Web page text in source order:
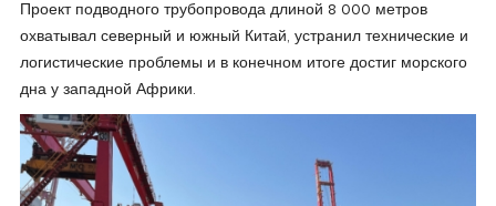
Проект подводного трубопровода длиной 8 000 метров
охватывал северный и южный Китай, устранил технические и
логистические проблемы и в конечном итоге достиг морского
дна у западной Африки.